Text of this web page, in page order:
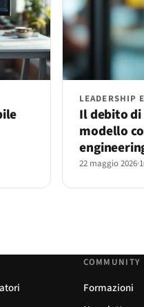
LEADERSHIP
Il debito di
modello
22 maggio 2026·
COMMUNITY
Formazioni